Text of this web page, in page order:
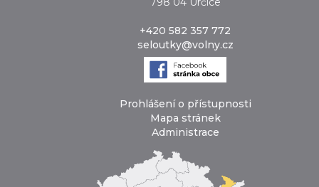
+420 582 357 772
seloutky@volny.cz
Prohlášení o přístupnosti
Mapa stránek
Administrace